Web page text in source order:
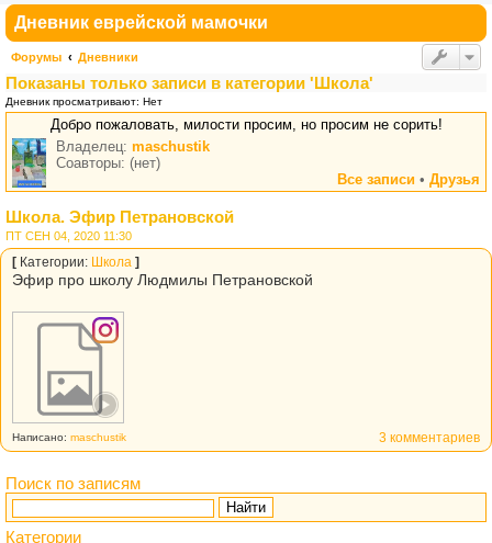
Дневник еврейской мамочки
Форумы Дневники
Показаны только записи в категории 'Школа'
Дневник просматривают: Нет
Добро пожаловать, милости просим, но просим не сорить!
Владелец: maschustik
Соавторы: (нет)
Все записи • Друзья
Школа. Эфир Петрановской
ПТ СЕН 04, 2020 11:30
[ Категории: Школа ]
Эфир про школу Людмилы Петрановской
3 комментариев
Написано: maschustik
Поиск по записям
Найти
Категории